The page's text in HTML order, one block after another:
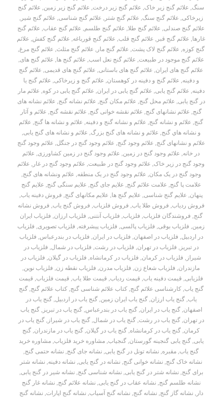
سنگ, علائم گنج زیر خاک, علائم گنج زیر درخت, علائم گنج زیر زمین, علائم گنج
زیرخاکی, علائم گنج سنگ, علائم گنج شتر , علائم گنج شناسی, علائم گنج شیر ,
علائم گنج صندلی, علائم گنج طلا, علائم گنج طلسم, علائم گنج عقاب, علائم گنج
غارها, علائم گنج قبر , علائم گنج قلب, علائم گنج قورباغه, علائم گنج کفش, علائم
گنج کوزه, علائم گنج لاک پشت, علائم گنج مار , علائم گنج مثلث, علائم گنج مرغ,
علائم گنج موجود در طبیعت, علائم گنج نعل اسب, علائم گنج ها, علائم گنج های,
علائم گنج های ایران, علائم گنج های باستانی, علائم گنج های قدیمی, علائم گنج
و دفینه, علائم گنج و دفینه در کوهستان, علائم گنج و زیرخاکی, علائم گنج یا
دفینه, علائم گنج یابی, علائم گنج یابی در ایران, علائم گنج یابی در کوه, علائم مار
در گنج یابی, علائم محل گنج, علائم مکان گنج, علائم نشانه گنج, علائم نشانه های
گنج, علائم نشانهای گنج, علائم نقشه خوانی گنج, علائم نقشه گنج, علائم و آثار
گنج, علائم و نشانه گنج, علائم و نشانه گنج و دفینه, علائم و نشانه ها گنج, علائم
و نشانه هاي گنج, علائم و نشانه های گنج بزرگ, علائم و نشانه های گنج یابی,
علائم و نشانهای گنج, علائم وجود گنج, علائم وجود گنج در جنگل, علائم وجود گنج
در خانه, علائم وجود گنج در زمین, علائم وجود گنج در زمین کشاورزی, علائم
وجود گنج در زیر خاک, علائم وجود گنج در طبیعت, علائم وجود گنج در غار , علائم
وجود گنج در یک مکان, علائم وجود گنج در یک منطقه, علائم ونشانه های گنج,
علامت پا گنج, علامت علائم گنج, علایم جای گنج, علایم سنگی گنج, علایم گنج
پنهان, علایم گنج شناسی, علایم گنج ها, علایم مکانهای گنج, فروش دفینه یاب,
فروش ردیاب, فروش طلا یاب, فروش فلزیاب, فروش گنج یاب, فروش نشانه
گنج, فروشندگان فلزیاب, فلزیاب, فلزیاب آنتنی, فلزیاب ارزان, فلزیاب ایران
زمین, فلزیاب بوقی, فلزیاب پالسی, فلزیاب پیشرفته, فلزیاب تصویری, فلزیاب
در اردبیل, فلزیاب در اصفهان, فلزیاب در ایران, فلزیاب در بندرعباس, فلزیاب
در تبریز , فلزیاب در تهران, فلزیاب در رشت, فلزیاب در شمال, فلزیاب در
شیراز , فلزیاب در کرمان, فلزیاب در کرمانشاه, فلزیاب در گیلان, فلزیاب در
مازندران, فلزیاب شعاع زن, فلزیاب مدرن, فلزیاب نقطه زن, فلزیاب نوین,
فلزیابی, قیمت دفینه یاب, قیمت ردیاب, قیمت طلا یاب, قیمت فلزیاب, قیمت
گنج یاب, کارشناسی علائم گنج, کتاب علائم شناسی گنج, کتاب علائم گنج, گنج
یاب, گنج یاب ارزان, گنج یاب ایران زمین, گنج یاب در اردبیل, گنج یاب در
اصفهان, گنج یاب در ایران, گنج یاب در بندرعباس, گنج یاب در تبریز , گنج یاب
در تهران, گنج یاب در رشت, گنج یاب در شمال, گنج یاب در شیراز , گنج یاب در
کرمان, گنج یاب در کرمانشاه, گنج یاب در گیلان, گنج یاب در مازندران, گنج
یابی, گنج یابی گنجینه گورستان, گنجیاب,مشاوره خرید فلزیاب,مشاوره خرید
گنج یاب, مقبره, نشانه تونل در گنج یابی, نشانه جای گنج, نشانه حتمی گنج,
نشانه خاک گنج, نشانه خوانی گنج, نشانه در گنج یابی, نشانه دفینه, نشانه شتر
برای گنج,نشانه شتر در گنج یابی,نشانه شناسی گنج,نشانه شیر در گنج یابی,
نشانه طلسم گنج,نشانه عقاب در گنج یابی,نشانه علائم گنج,نشانه غار گنج
دار ,نشانه گاز گنج,نشانه گنج,نشانه گنج آسیاب,نشانه گنج اپارات,نشانه گنج